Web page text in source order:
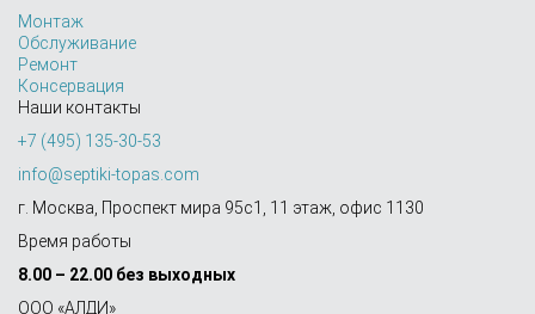
Монтаж
Обслуживание
Ремонт
Консервация
Наши контакты
+7 (495) 135-30-53
info@septiki-topas.com
г. Москва, Проспект мира 95с1, 11 этаж, офис 1130
Время работы
8.00 – 22.00 без выходных
OOO «АЛДИ»